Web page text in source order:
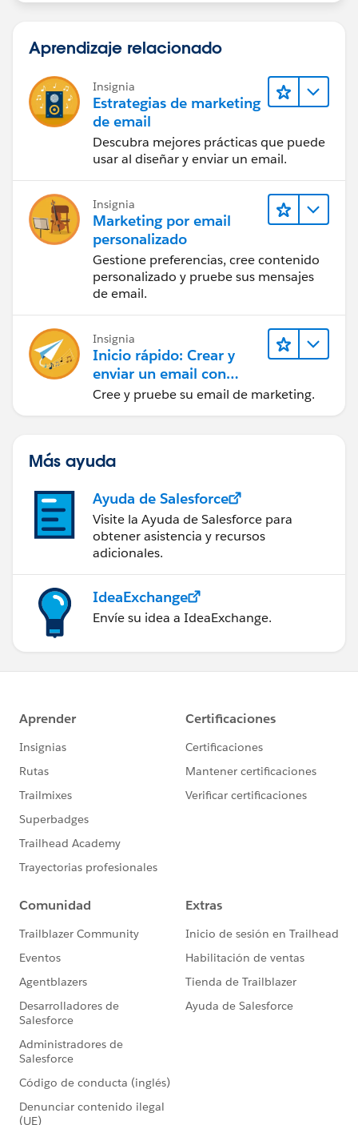
Aprendizaje relacionado
Insignia
Estrategias de marketing
de email
Descubra mejores prácticas que puede
usar al diseñar y enviar un email.
Insignia
Marketing por email
personalizado
Gestione preferencias, cree contenido
personalizado y pruebe sus mensajes
de email.
Insignia
Inicio rápido: Crear y
enviar un email con
Marketing Cloud
Cree y pruebe su email de marketing.
Más ayuda
Ayuda de Salesforce
Visite la Ayuda de Salesforce para
obtener asistencia y recursos
adicionales.
IdeaExchange
Envíe su idea a IdeaExchange.